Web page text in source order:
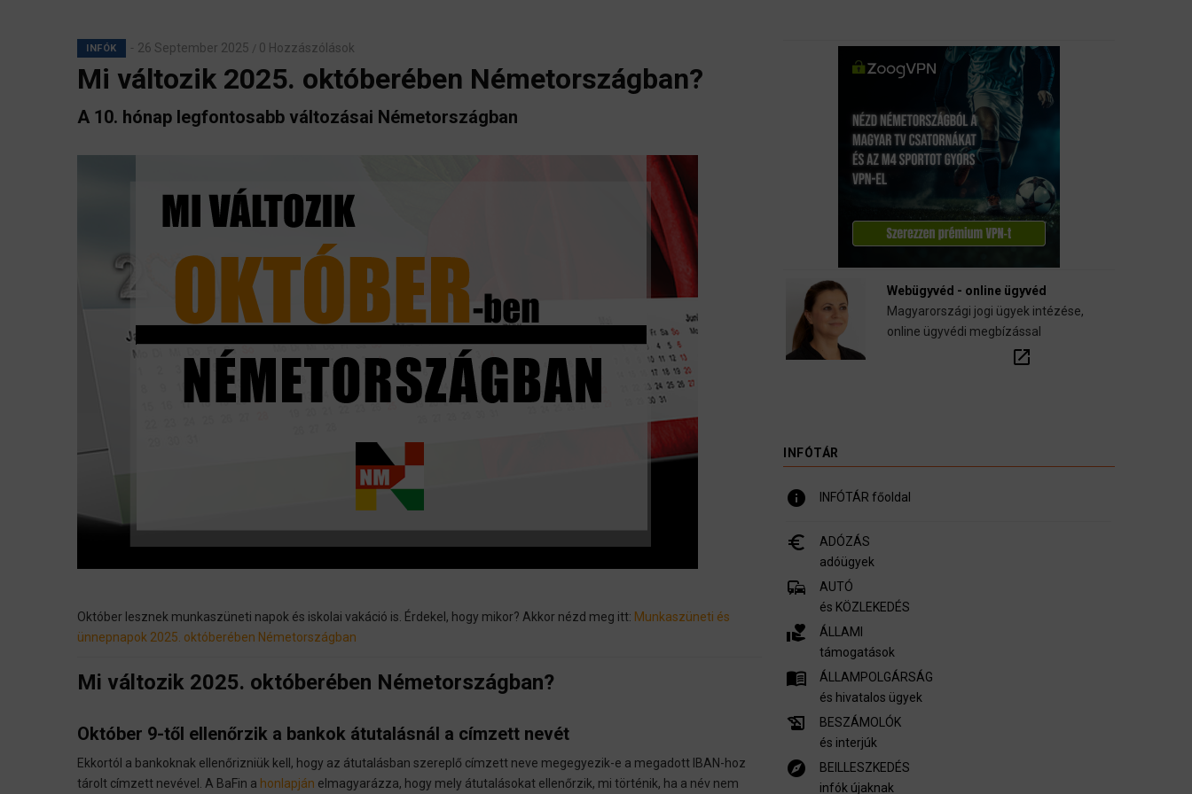
INFÓK 26 September 2025 / 0 Hozzászólások
Mi változik 2025. októberében Németországban?
A 10. hónap legfontosabb változásai Németországban
Október lesznek munkaszüneti napok és iskolai vakáció is. Érdekel, hogy mikor? Akkor nézd meg itt: Munkaszüneti és
ünnepnapok 2025. októberében Németországban
Mi változik 2025. októberében Németországban?
Október 9-től ellenőrzik a bankok átutalásnál a címzett nevét
Ekkortól a bankoknak ellenőrizniük kell, hogy az átutalásban szereplő címzett neve megegyezik-e a megadott IBAN-hoz
tárolt címzett nevével. A BaFin a honlapján elmagyarázza, hogy mely átutalásokat ellenőrzik, mi történik, ha a név nem
Webügyvéd - online ügyvéd
Magyarországi jogi ügyek intézése,
online ügyvédi megbízással
open_in_new
INFÓTÁR
info INFÓTÁR főoldal
euro_symbol
ADÓZÁS
adóügyek
commute
AUTÓ
és KÖZLEKEDÉS
volunteer_activism
ÁLLAMI
támogatások
menu_book
ÁLLAMPOLGÁRSÁG
és hivatalos ügyek
history_edu
BESZÁMOLÓK
és interjúk
explore
BEILLESZKEDÉS
infók újaknak